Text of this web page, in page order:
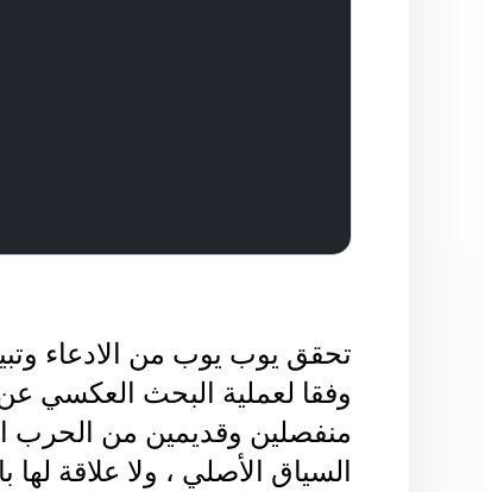
تحقق يوب يوب من الادعاء
وفقا لعملية البحث العكسي
منفصلين وقديمين من الحرب
السياق الأصلي ، ولا علاقة